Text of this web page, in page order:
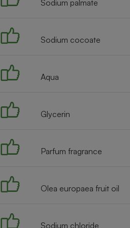
Sodium palmate
Sodium cocoate
Aqua
Glycerin
Parfum fragrance
Olea europaea fruit oil
Sodium chloride